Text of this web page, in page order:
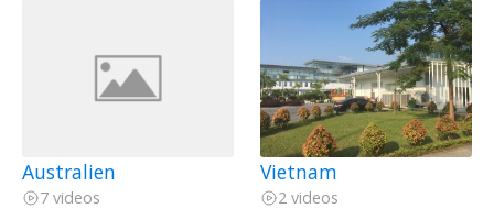
Australien
7 videos
Vietnam
2 videos